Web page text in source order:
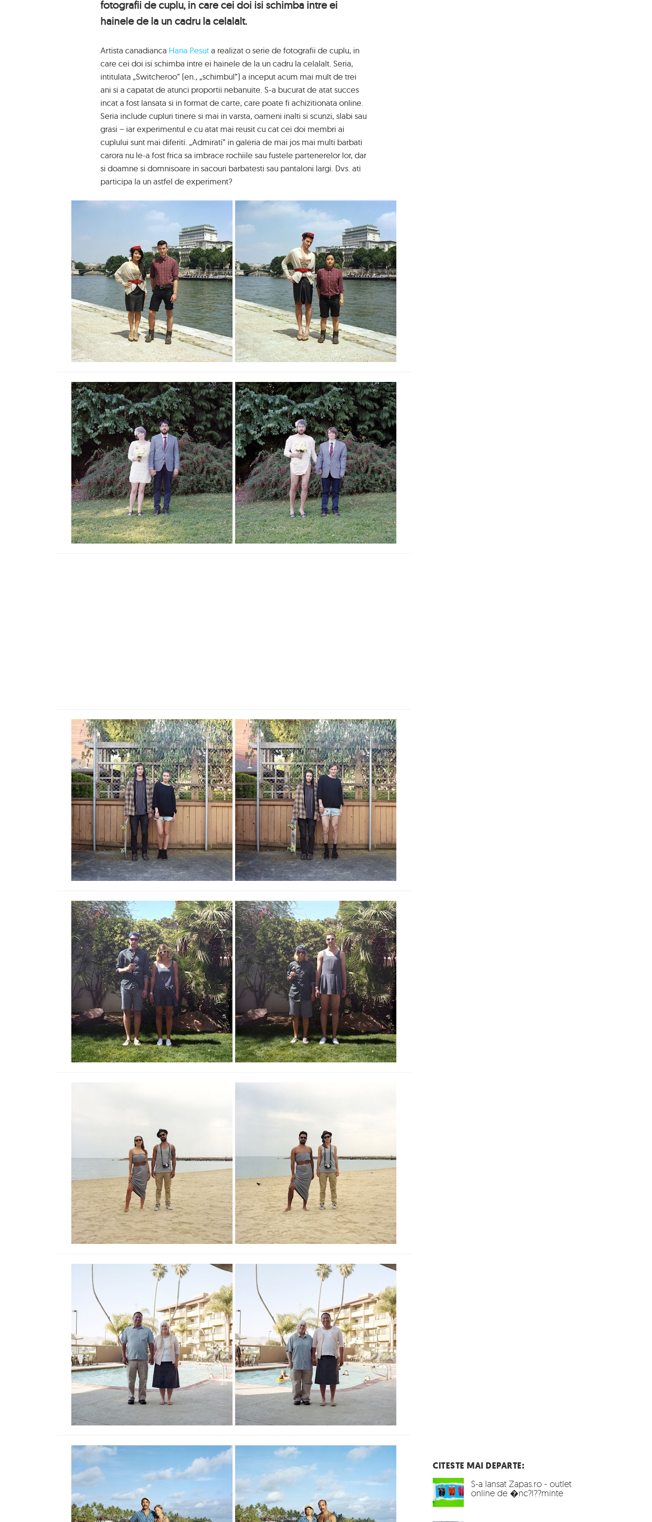
fotografii de cuplu, in care cei doi isi schimba intre ei
hainele de la un cadru la celalalt.
Artista canadianca Hana Pesuta realizat o serie de fotografii de cuplu, in
care cei doi isi schimba intre ei hainele de la un cadru la celalalt. Seria,
intitulata „Switcheroo” (en., „schimbul”) a inceput acum mai mult de trei
ani si a capatat de atunci proportii nebanuite. S-a bucurat de atat succes
incat a fost lansata si in format de carte, care poate fi achizitionata online.
Seria include cupluri tinere si mai in varsta, oameni inalti si scunzi, slabi sau
grasi – iar experimentul e cu atat mai reusit cu cat cei doi membri ai
cuplului sunt mai diferiti. „Admirati” in galeria de mai jos mai multi barbati
carora nu le-a fost frica sa imbrace rochiile sau fustele partenerelor lor, dar
si doamne si domnisoare in sacouri barbatesti sau pantaloni largi. Dvs. ati
participa la un astfel de experiment?
CITESTE MAI DEPARTE:
S-a lansat Zapas.ro - outlet
online de �nc?l??minte